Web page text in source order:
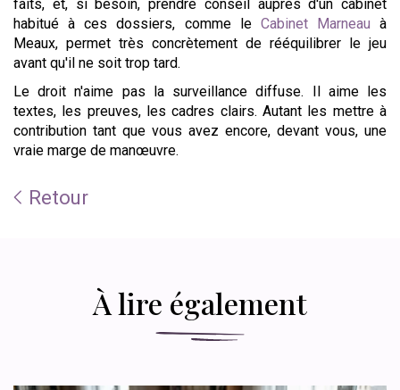
faits, et, si besoin, prendre conseil auprès d'un cabinet
habitué à ces dossiers, comme le Cabinet Marneau à
Meaux, permet très concrètement de rééquilibrer le jeu
avant qu'il ne soit trop tard.
Le droit n'aime pas la surveillance diffuse. Il aime les
textes, les preuves, les cadres clairs. Autant les mettre à
contribution tant que vous avez encore, devant vous, une
vraie marge de manœuvre.
Retour
À lire également